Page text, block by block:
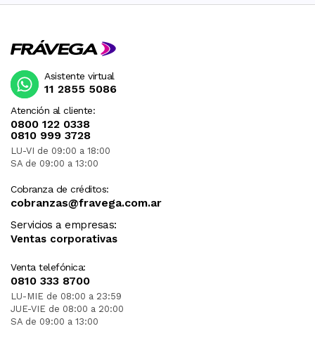
Atención al cliente:
0800 122 0338
0810 999 3728
LU-VI de 09:00 a 18:00
SA de 09:00 a 13:00
Cobranza de créditos:
cobranzas@fravega.com.ar
Servicios a empresas:
Ventas corporativas
Venta telefónica:
0810 333 8700
LU-MIE de 08:00 a 23:59
JUE-VIE de 08:00 a 20:00
SA de 09:00 a 13:00
Asistente virtual
11 2855 5086